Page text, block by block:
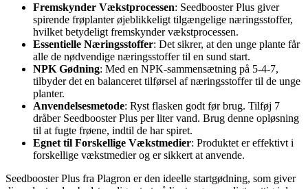
Fremskynder Vækstprocessen: Seedbooster Plus giver
spirende frøplanter øjeblikkeligt tilgængelige næringsstoffer,
hvilket betydeligt fremskynder vækstprocessen.
Essentielle Næringsstoffer: Det sikrer, at den unge plante får
alle de nødvendige næringsstoffer til en sund start.
NPK Gødning: Med en NPK-sammensætning på 5-4-7,
tilbyder det en balanceret tilførsel af næringsstoffer til de unge
planter.
Anvendelsesmetode: Ryst flasken godt før brug. Tilføj 7
dråber Seedbooster Plus per liter vand. Brug denne opløsning
til at fugte frøene, indtil de har spiret.
Egnet til Forskellige Vækstmedier: Produktet er effektivt i
forskellige vækstmedier og er sikkert at anvende.
Seedbooster Plus fra Plagron er den ideelle startgødning, som giver